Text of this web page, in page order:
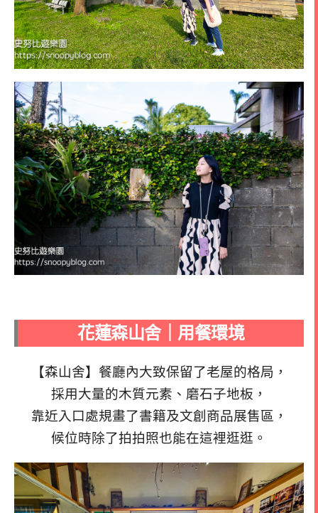
花蓮森山舍｜用餐環境
【森山舍】餐廳內大致保留了老屋的格局，
採用大量的木質元素、磨石子地板，
靠近入口處規畫了書籍及文創商品展售區，
候位時除了拍拍照也能在這裡逛逛。